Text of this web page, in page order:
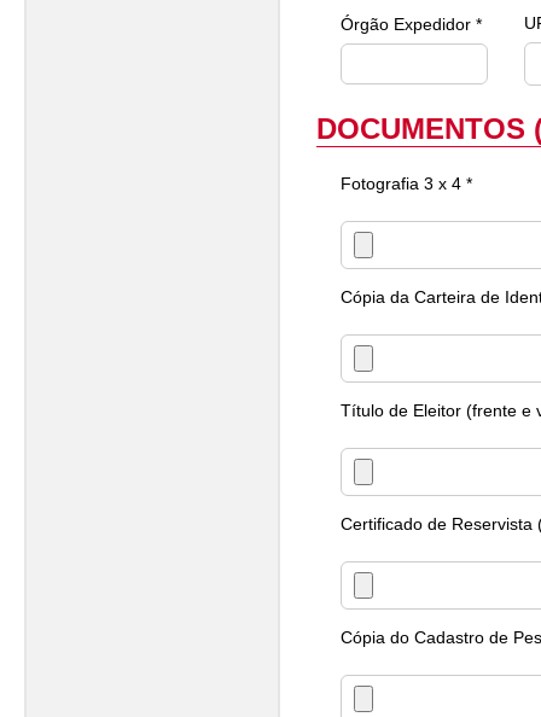
Órgão Expedidor *
DOCUMENTOS
Fotografia 3 x 4 *
Cópia da Carteira de
Título de Eleitor (frente e
Certificado de Reservista
Cópia do Cadastro de